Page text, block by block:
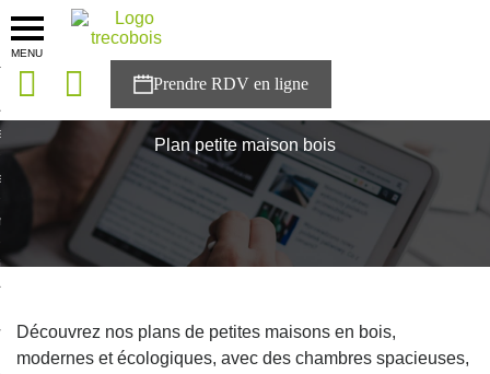
MENU
solutions
Trecobois
Plan petite maison bois
Découvrez nos plans de petites maisons en bois,
modernes et écologiques, avec des chambres spacieuses,